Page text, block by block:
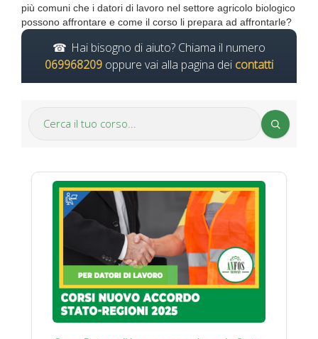
più comuni che i datori di lavoro nel settore agricolo biologico
possono affrontare e come il corso li prepara ad affrontarle?
Hai bisogno di aiuto? Chiama il numero
069968209 oppure vai alla pagina dei contatti